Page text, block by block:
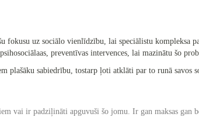
fokusu uz sociālo vienlīdzību, lai speciālistu kompleksa
preventīvas intervences, lai mazinātu šo
plašāku sabiedrību, tostarp ļoti atklāti par to runā savos
vai ir padziļināti apguvuši šo jomu. Ir gan maksas gan